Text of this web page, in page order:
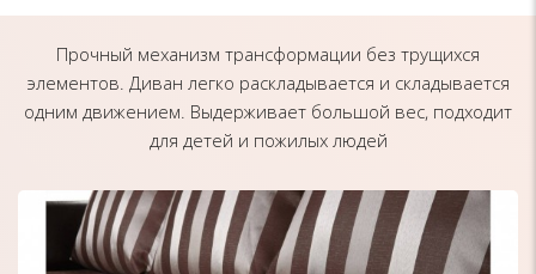
Прочный механизм трансформации без трущихся
элементов. Диван легко раскладывается и складывается
одним движением. Выдерживает большой вес, подходит
для детей и пожилых людей